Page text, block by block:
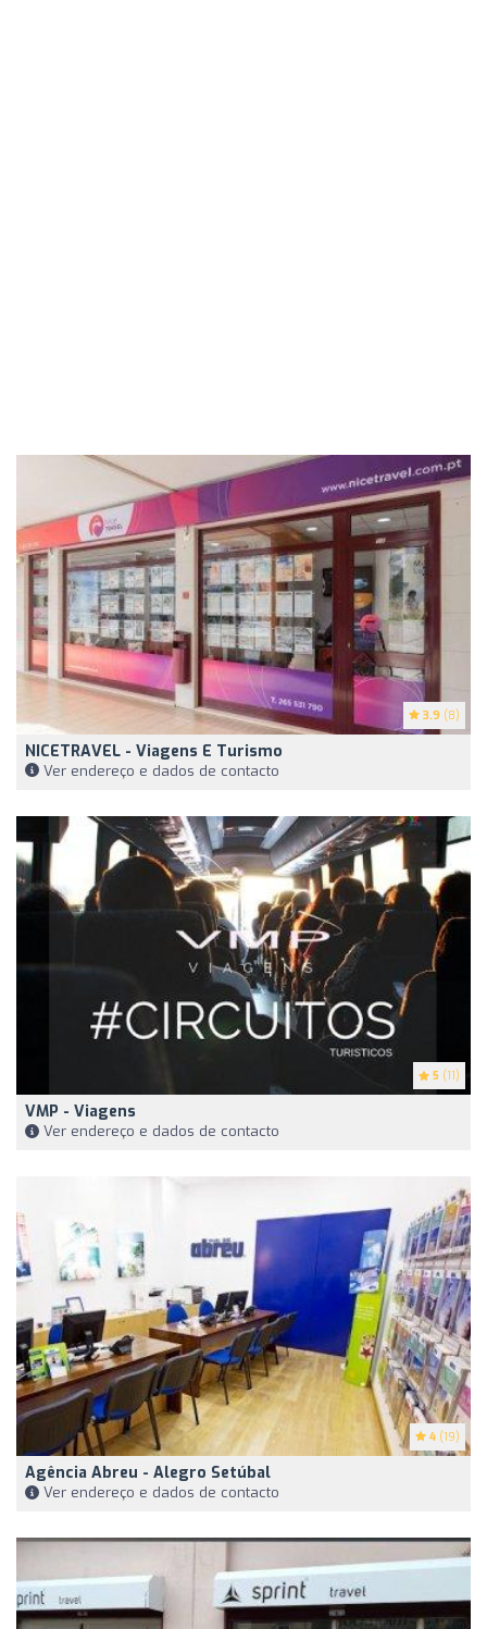
3.9 (8)
NICETRAVEL - Viagens E Turismo
Ver endereço e dados de contacto
5 (11)
VMP - Viagens
Ver endereço e dados de contacto
4 (19)
Agência Abreu - Alegro Setúbal
Ver endereço e dados de contacto